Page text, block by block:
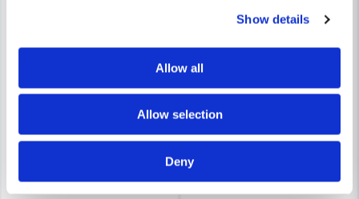
Show details
Allow all
Allow selection
Deny
COBOLT
Cobolt Notfräs D=25 L=35 TL=90
COBOLT